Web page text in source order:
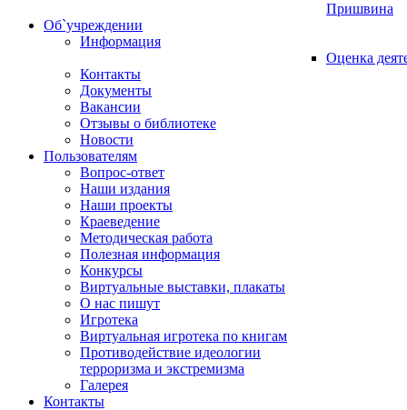
Пришвина
Об`учреждении
Информация
Оценка
Контакты
Документы
Вакансии
Отзывы о библиотеке
Новости
Пользователям
Вопрос-ответ
Наши издания
Наши проекты
Краеведение
Методическая работа
Полезная информация
Конкурсы
Виртуальные выставки, плакаты
О нас пишут
Игротека
Виртуальная игротека по книгам
Противодействие идеологии
терроризма и экстремизма
Галерея
Контакты